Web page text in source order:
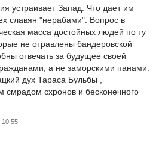
устраивает Запад. Что дает им
славян "нерабами". Вопрос в
масса достойных людей по ту
не отравлены бандеровской
отвечать за будущее своей
а не заморскими панами.
дух Тараса Бульбы ,
схронов и бесконечного
10:55